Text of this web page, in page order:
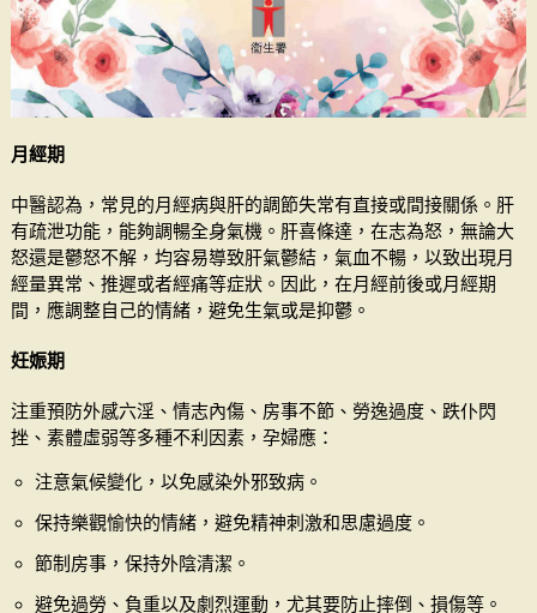
月經期
中醫認為，常見的月經病與肝的調節失常有直接或間接關係。肝
有疏泄功能，能夠調暢全身氣機。肝喜條達，在志為怒，無論大
怒還是鬱怒不解，均容易導致肝氣鬱結，氣血不暢，以致出現月
經量異常、推遲或者經痛等症狀。因此，在月經前後或月經期
間，應調整自己的情緒，避免生氣或是抑鬱。
妊娠期
注重預防外感六淫、情志內傷、房事不節、勞逸過度、跌仆閃
挫、素體虛弱等多種不利因素，孕婦應：
注意氣候變化，以免感染外邪致病。
保持樂觀愉快的情緒，避免精神刺激和思慮過度。
節制房事，保持外陰清潔。
避免過勞、負重以及劇烈運動，尤其要防止摔倒、損傷等。